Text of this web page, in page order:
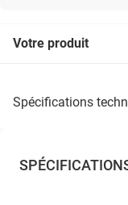
Votre produit
spécifications